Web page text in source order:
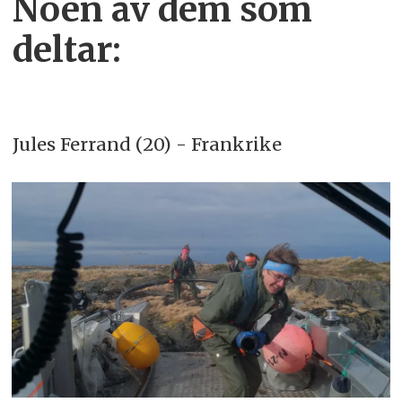
Noen av dem som
deltar:
Jules Ferrand (20) - Frankrike